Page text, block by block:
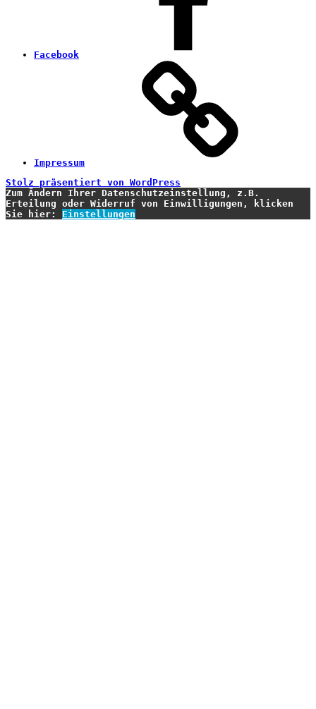
Facebook
Impressum
Stolz präsentiert von WordPress
Zum Ändern Ihrer Datenschutzeinstellung, z.B.
Erteilung oder Widerruf von Einwilligungen, klicken
Sie hier: Einstellungen